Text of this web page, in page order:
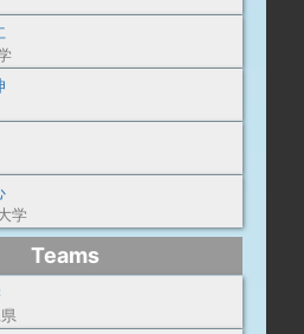
学
Teams